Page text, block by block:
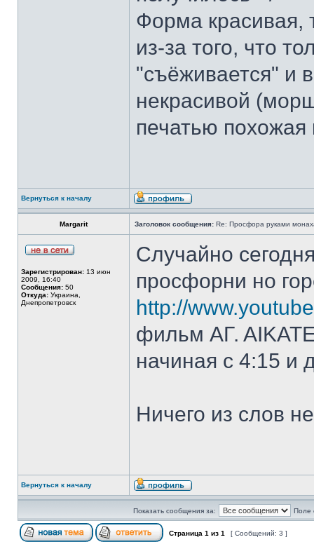
Форма красивая,
из-за того, что
"съёживается" и
некрасивой
печатью похожая
Вернуться к началу
Margarit Заголовок сообщения: Re: Просфора руками
Зарегистрирован: 13 июн
2009, 16:40
Сообщения: 50
Откуда: Украина,
Днепропетровск
Cлучайно
просфорни но
http://
фильм ΑΓ.
начиная с 4:15 и
Ничего из слов
Вернуться к началу
Показать сообщения за: Поле
Страница 1 из 1 [ Сообщений: 3 ]